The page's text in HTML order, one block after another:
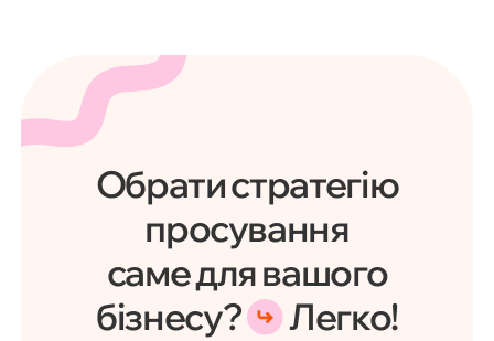
Обрати стратегію
просування
саме для вашого
бізнесу?
Легко!